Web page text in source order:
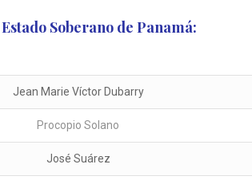
Soberano de Panamá:
Jean Marie Víctor Dubarry
Procopio Solano
José Suárez